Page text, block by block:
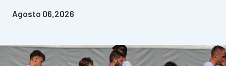
Agosto 06,2026